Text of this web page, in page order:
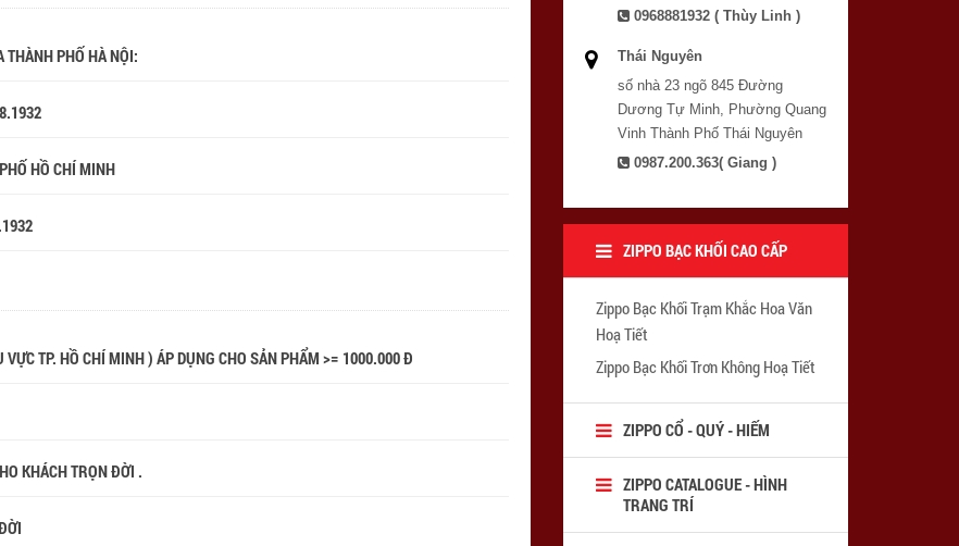
PHỐ HÀ NỘI:
HỒ CHÍ MINH
TP. HỒ CHÍ MINH ) ÁP DỤNG CHO SẢN PHẨM >= 1000.000 Đ
KHÁCH TRỌN ĐỜI .
0968881932 ( Thùy Linh )
Thái Nguyên
số nhà 23 ngõ 845 Đường
Dương Tự Minh, Phường Quang
Vinh Thành Phố Thái Nguyên
0987.200.363( Giang )
ZIPPO BẠC KHỐI CAO CẤP
Zippo Bạc Khối Trạm Khắc Hoa Văn
Hoạ Tiết
Zippo Bạc Khối Trơn Không Hoạ Tiết
ZIPPO CỔ - QUÝ - HIẾM
ZIPPO CATALOGUE - HÌNH
TRANG TRÍ